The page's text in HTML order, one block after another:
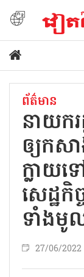
ព័ត៌មាន
នាយករ
ឲ្យកស
ក្លាយ
សេដ្ឋកិ
ទាំងមូ
27/06/2022